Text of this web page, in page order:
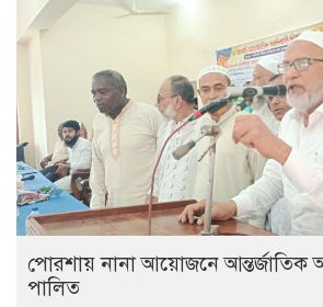
পোরশায় নানা আয়োজনে আন্তর্জাতিক
পালিত